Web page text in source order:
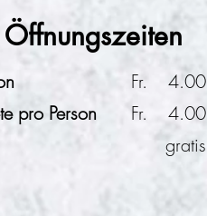
pro Person
Fr.
Fr.
4.00
4.00
gratis